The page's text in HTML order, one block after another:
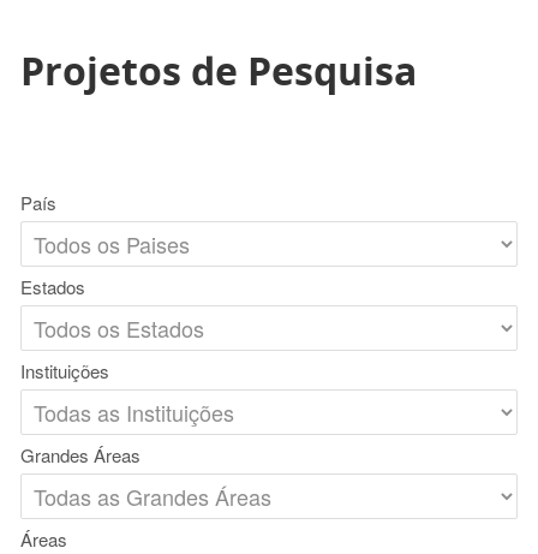
Projetos de Pesquisa
País
Estados
Instituições
Grandes Áreas
Áreas